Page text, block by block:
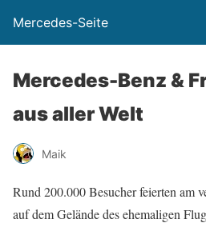
Mercedes-Seite
Mercedes-Benz &
aus aller Welt
Maik
Rund 200.000 Besucher feierten am
auf dem Gelände des ehemaligen